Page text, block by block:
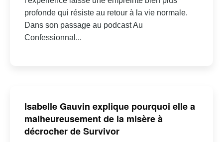
profonde qui résiste au retour à la vie normale.
Dans son passage au podcast Au
Confessionnal...
Isabelle Gauvin explique pourquoi elle a
malheureusement de la misère à
décrocher de Survivor